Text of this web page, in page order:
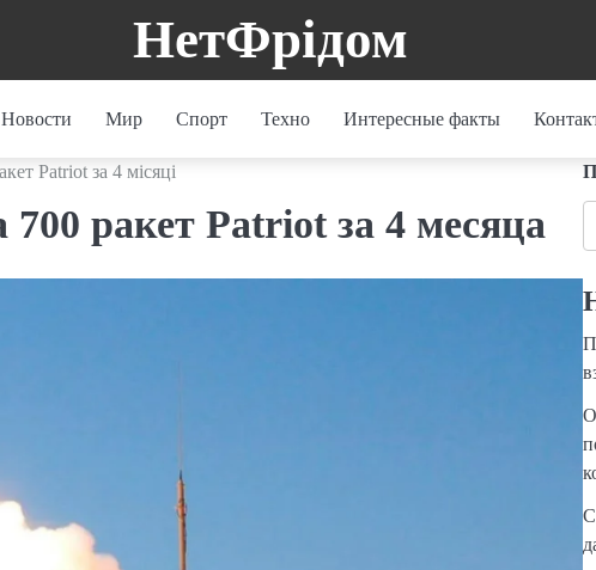
НетФрідом
Новости Мир Спорт Техно Интересные факты
Patriot за 4 місяці
ракет Patriot за 4 месяца
С